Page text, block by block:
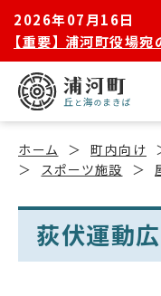
2026年07月16日
【重要】 浦河町役場
ホーム 町内向け
スポーツ施設
荻伏運動